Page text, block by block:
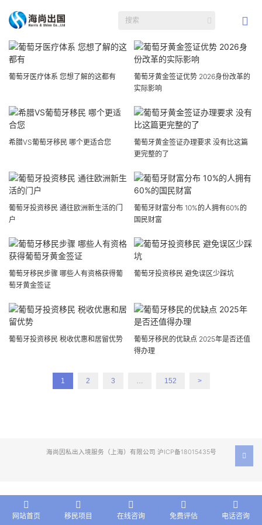
葡萄牙医疗体系 您想了解的这都有
葡萄牙黄金签证优势 2026身份改革的
实际影响
希腊VS葡萄牙移民 哪个更适合您
葡萄牙黄金签证办理要求 没有比这篇
更完整的了
葡萄牙投资移民 通往欧洲新生活的门
户
葡萄牙财富分布 10%的人拥有60%的
国民财富
葡萄牙移民步骤 哪些人有资格获得葡
萄牙黄金签证
葡萄牙投资移民 避免误区少踩坑
葡萄牙投资移民 税收优惠和居留优势
葡萄牙移民的优缺点 2025年是否还值
得办理
1 2 3 … 152 >
海尚因私出入境服务（上海）有限公司 沪ICP备18015435号
网站首页 移民项目 在线咨询 免费评估 电话咨询